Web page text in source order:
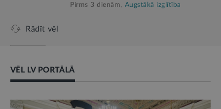
Pirms 3 dienām, Augstākā izglītība
Rādīt vēl
VĒL LV PORTĀLĀ